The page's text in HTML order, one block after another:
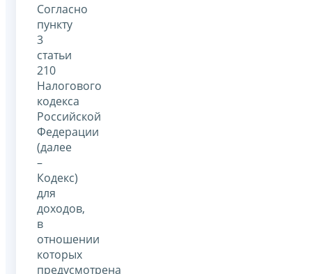
Согласно
пункту
3
статьи
210
Налогового
кодекса
Российской
Федерации
(далее
–
Кодекс)
для
доходов,
в
отношении
которых
предусмотрена